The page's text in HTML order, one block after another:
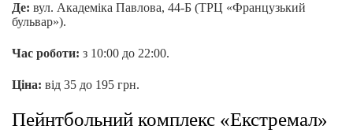
Де: вул. Академіка Павлова, 44-Б (ТРЦ «Французький
бульвар»).
Час роботи: з 10:00 до 22:00.
Ціна: від 35 до 195 грн.
Пейнтбольний комплекс «Екстремал»